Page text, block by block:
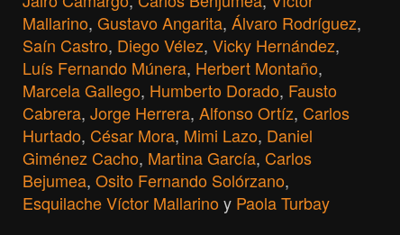
Mallarino, Gustavo Angarita, Álvaro Rodríguez,
Saín Castro, Diego Vélez, Vicky Hernández,
Luís Fernando Múnera, Herbert Montaño,
Marcela Gallego, Humberto Dorado, Fausto
Cabrera, Jorge Herrera, Alfonso Ortíz, Carlos
Hurtado, César Mora, Mimi Lazo, Daniel
Giménez Cacho, Martina García, Carlos
Bejumea, Osito Fernando Solórzano,
Esquilache Víctor Mallarinoy Paola Turbay